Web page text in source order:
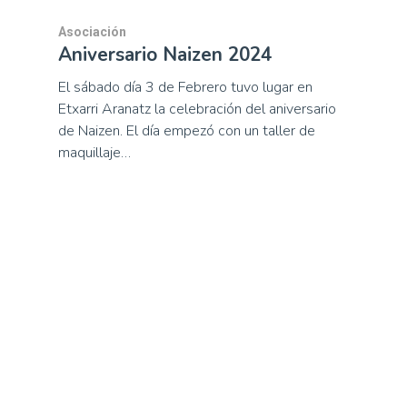
Asociación
Aniversario Naizen 2024
El sábado día 3 de Febrero tuvo lugar en
Etxarri Aranatz la celebración del aniversario
de Naizen. El día empezó con un taller de
maquillaje…